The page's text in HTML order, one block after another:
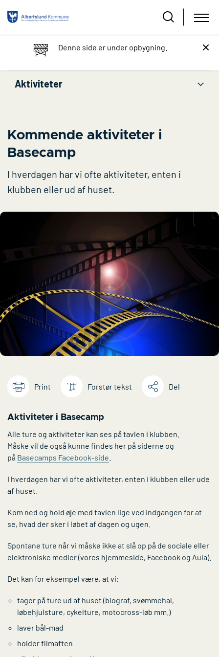
Denne side er under opbygning.
Aktiviteter
Kommende aktiviteter i
Basecamp
I hverdagen har vi ofte aktiviteter, enten i
klubben eller ud af huset.
Print Forstør tekst Del
Aktiviteter i Basecamp
Alle ture og aktiviteter kan ses på tavlen i klubben.
Måske vil de også kunne findes her på siderne og
på Basecamps Facebook-side
I hverdagen har vi ofte aktiviteter, enten i klubben eller ude
af huset.
Kom ned og hold øje med tavlen lige ved indgangen for at
se, hvad der sker i løbet af dagen og ugen.
Spontane ture når vi måske ikke at slå op på de sociale eller
elektroniske medier (vores hjemmeside, Facebook og Aula).
Det kan for eksempel være, at vi:
tager på ture ud af huset (biograf, svømmehal,
løbehjulsture, cykelture, motocross-løb mm.)
laver bål-mad
holder filmaften